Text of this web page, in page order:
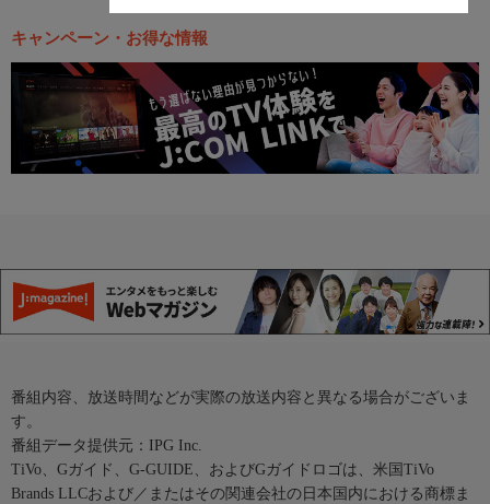
キャンペーン・お得な情報
番組内容、放送時間などが実際の放送内容と異なる場合がございま
す。
番組データ提供元：IPG Inc.
TiVo、Gガイド、G-GUIDE、およびGガイドロゴは、米国TiVo
Brands LLCおよび／またはその関連会社の日本国内における商標ま